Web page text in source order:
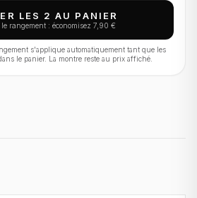
LES 2 AU PANIER
rangement : économisez 7,90 €
s'applique automatiquement tant que les
le panier. La montre reste au prix affiché.